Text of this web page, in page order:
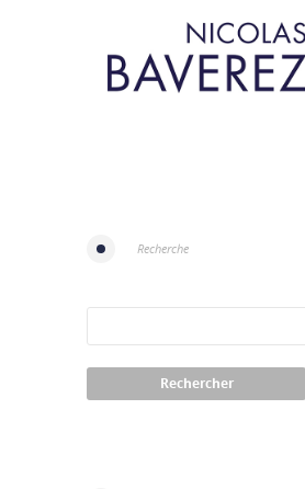
Recherche